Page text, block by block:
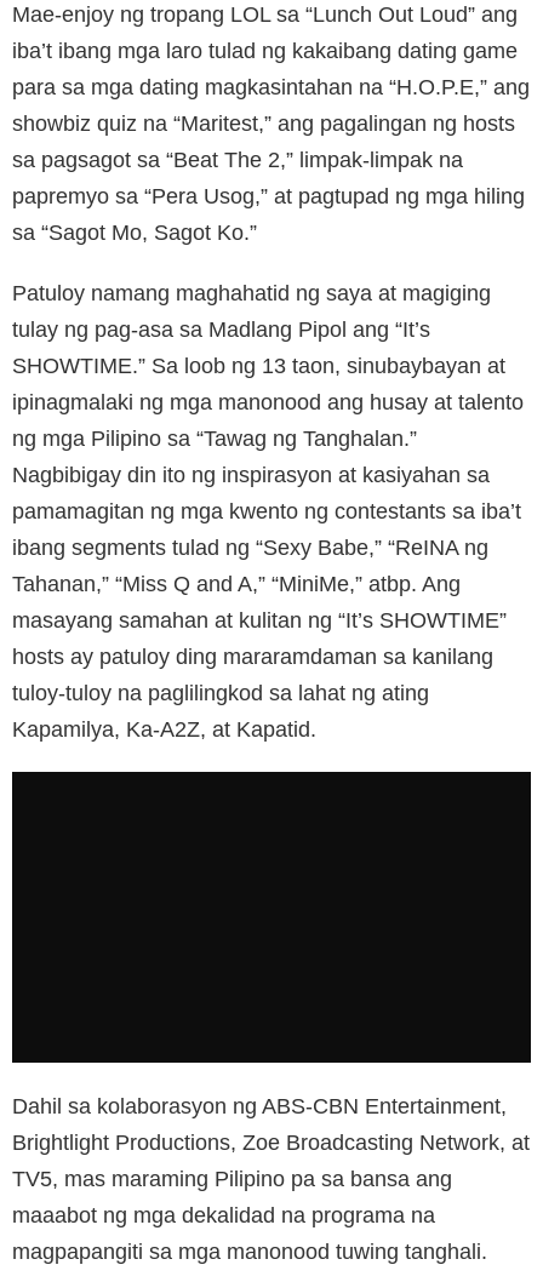
Mae-enjoy ng tropang LOL sa “Lunch Out Loud” ang
iba’t ibang mga laro tulad ng kakaibang dating game
para sa mga dating magkasintahan na “H.O.P.E,” ang
showbiz quiz na “Maritest,” ang pagalingan ng hosts
sa pagsagot sa “Beat The 2,” limpak-limpak na
papremyo sa “Pera Usog,” at pagtupad ng mga hiling
sa “Sagot Mo, Sagot Ko.”
Patuloy namang maghahatid ng saya at magiging
tulay ng pag-asa sa Madlang Pipol ang “It’s
SHOWTIME.” Sa loob ng 13 taon, sinubaybayan at
ipinagmalaki ng mga manonood ang husay at talento
ng mga Pilipino sa “Tawag ng Tanghalan.”
Nagbibigay din ito ng inspirasyon at kasiyahan sa
pamamagitan ng mga kwento ng contestants sa iba’t
ibang segments tulad ng “Sexy Babe,” “ReINA ng
Tahanan,” “Miss Q and A,” “MiniMe,” atbp. Ang
masayang samahan at kulitan ng “It’s SHOWTIME”
hosts ay patuloy ding mararamdaman sa kanilang
tuloy-tuloy na paglilingkod sa lahat ng ating
Kapamilya, Ka-A2Z, at Kapatid.
Dahil sa kolaborasyon ng ABS-CBN Entertainment,
Brightlight Productions, Zoe Broadcasting Network, at
TV5, mas maraming Pilipino pa sa bansa ang
maaabot ng mga dekalidad na programa na
magpapangiti sa mga manonood tuwing tanghali.